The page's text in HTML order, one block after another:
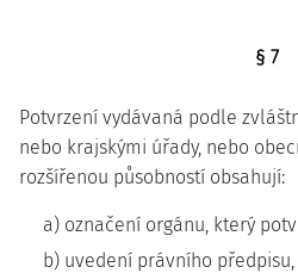
§ 7
Potvrzení vydávaná podle
nebo krajskými úřady, nebo
rozšířenou působností obsahují:
a) označení orgánu, který
b) uvedení právního